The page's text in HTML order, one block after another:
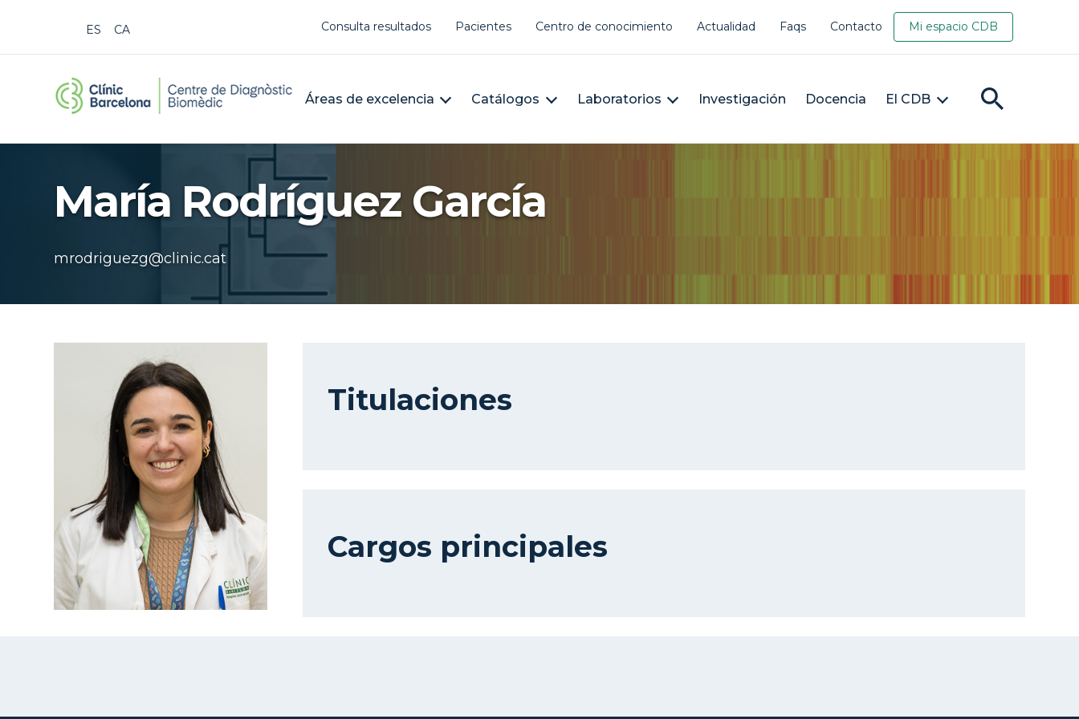
ESPAÑOL
CATALÀ User account menu
Consulta resultados Pacientes Centro de conocimiento Actualidad Faqs Contacto Mi espacio CDB
Main navigation
Áreas de excelencia Catálogos Laboratorios Investigación Docencia El CDB
Buscar
María Rodríguez García
mrodriguezg@clinic.cat
Titulaciones
Cargos principales